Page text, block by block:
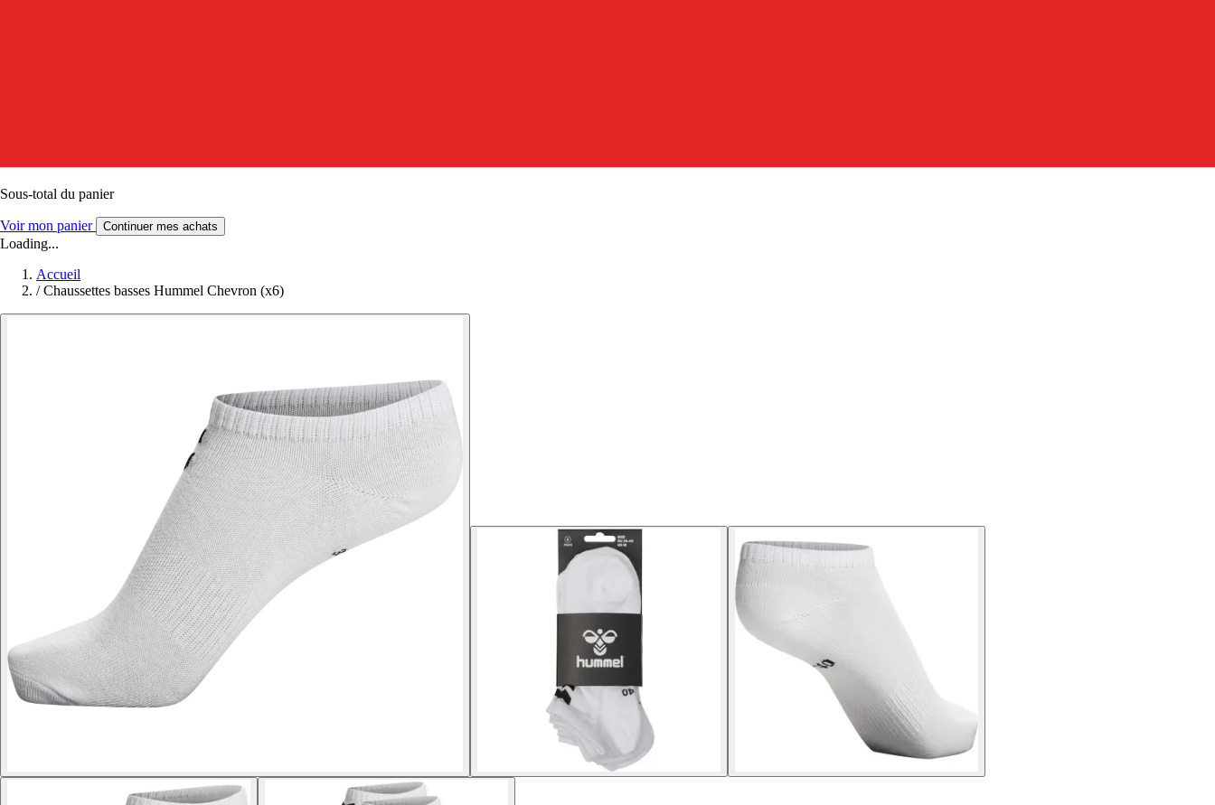
Sous-total du panier
Voir mon panier Continuer mes achats
Loading...
Accueil
/ Chaussettes basses Hummel Chevron (x6)